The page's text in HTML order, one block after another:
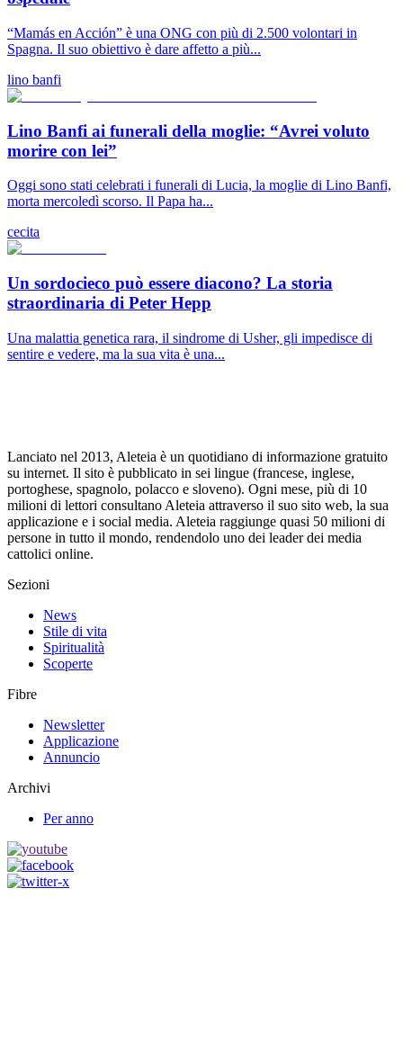
“Mamás en Acción” è una ONG con più di 2.500 volontari in
Spagna. Il suo obiettivo è dare affetto a più...
lino banfi
Lino Banfi ai funerali della moglie: “Avrei voluto
morire con lei”
Oggi sono stati celebrati i funerali di Lucia, la moglie di Lino Banfi,
morta mercoledì scorso. Il Papa ha...
cecita
Un sordocieco può essere diacono? La storia
straordinaria di Peter Hepp
Una malattia genetica rara, il sindrome di Usher, gli impedisce di
sentire e vedere, ma la sua vita è una...
Lanciato nel 2013, Aleteia è un quotidiano di informazione gratuito
su internet. Il sito è pubblicato in sei lingue (francese, inglese,
portoghese, spagnolo, polacco e sloveno). Ogni mese, più di 10
milioni di lettori consultano Aleteia attraverso il suo sito web, la sua
applicazione e i social media. Aleteia raggiunge quasi 50 milioni di
persone in tutto il mondo, rendendolo uno dei leader dei media
cattolici online.
Sezioni
News
Stile di vita
Spiritualità
Scoperte
Fibre
Newsletter
Applicazione
Annuncio
Archivi
Per anno